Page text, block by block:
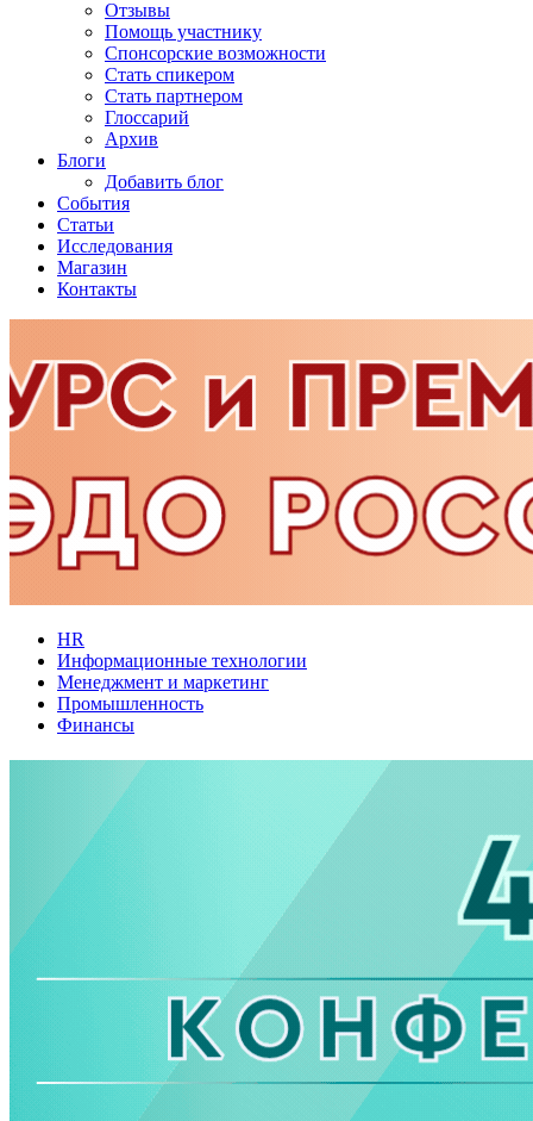
Отзывы
Помощь участнику
Спонсорские возможности
Стать спикером
Стать партнером
Глоссарий
Архив
Блоги
Добавить блог
События
Статьи
Исследования
Магазин
Контакты
HR
Информационные технологии
Менеджмент и маркетинг
Промышленность
Финансы